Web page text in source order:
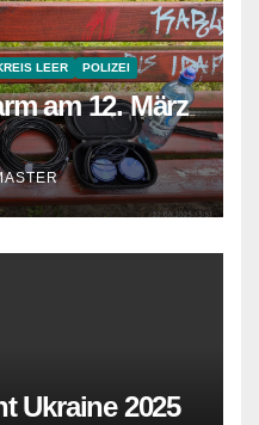
LEER POLIZEI
am 12. März
Ukraine 2025